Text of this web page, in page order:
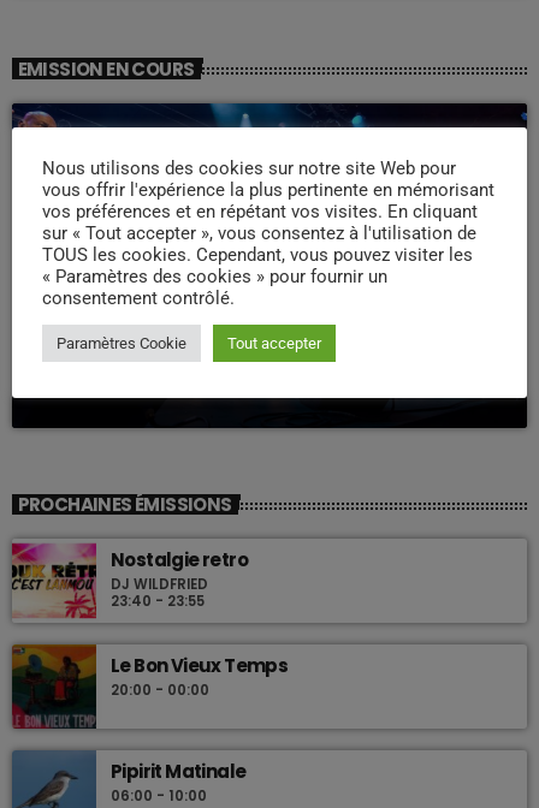
EMISSION EN COURS
Week end Compas Familly
PROCHAINES ÉMISSIONS
Nostalgie retro
DJ WILDFRIED
23:40 - 23:55
Le Bon Vieux Temps
20:00 - 00:00
Pipirit Matinale
06:00 - 10:00
Nous utilisons des cookies sur notre site Web pour
vous offrir l'expérience la plus pertinente en mémorisant
vos préférences et en répétant vos visites. En cliquant
sur « Tout accepter », vous consentez à l'utilisation de
TOUS les cookies. Cependant, vous pouvez visiter les
« Paramètres des cookies » pour fournir un
consentement contrôlé.
Paramètres Cookie Tout accepter